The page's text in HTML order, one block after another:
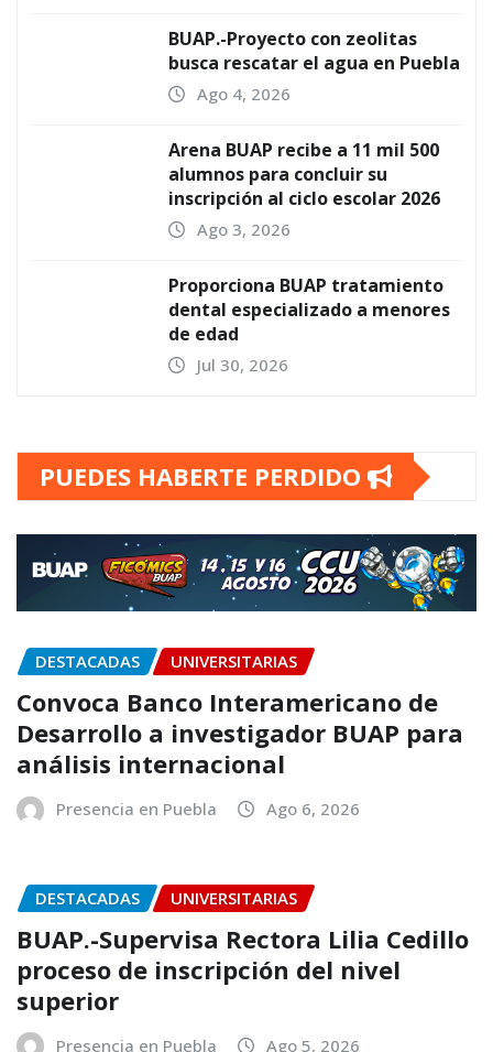
BUAP.-Proyecto con zeolitas
busca rescatar el agua en Puebla
Ago 4, 2026
Arena BUAP recibe a 11 mil 500
alumnos para concluir su
inscripción al ciclo escolar 2026
Ago 3, 2026
Proporciona BUAP tratamiento
dental especializado a menores
de edad
Jul 30, 2026
PUEDES HABERTE PERDIDO
DESTACADAS UNIVERSITARIAS
Convoca Banco Interamericano de
Desarrollo a investigador BUAP para
análisis internacional
Presencia en Puebla Ago 6, 2026
DESTACADAS UNIVERSITARIAS
BUAP.-Supervisa Rectora Lilia Cedillo
proceso de inscripción del nivel
superior
Presencia en Puebla Ago 5, 2026